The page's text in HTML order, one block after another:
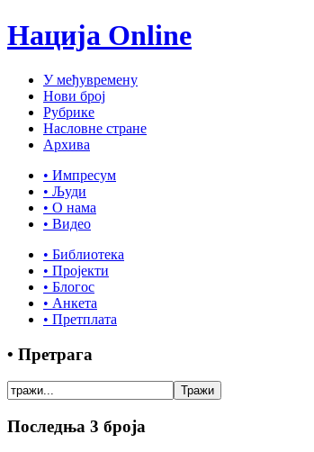
Нација Online
У међувремену
Нови број
Рубрике
Насловне стране
Архива
• Импресум
• Људи
• О нама
• Видео
• Библиотека
• Пројекти
• Блогос
• Анкета
• Претплата
• Претрага
Последња 3 броја